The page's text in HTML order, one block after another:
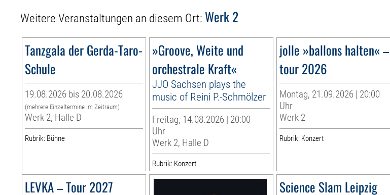
Weitere Veranstaltungen an diesem Ort: Werk 2
Tanzgala der Gerda-Taro-
Schule
19.08.2026 bis 20.08.2026
(mehrere Einzeltermine im Zeitraum)
Werk 2, Halle D
Rubrik: Bühne
»Groove, Weite und
orchestrale Kraft«
JJO Sachsen plays the
music of Reini P.-Schmölzer
Freitag, 14.08.2026 | 20:00
Uhr
Werk 2, Halle D
Rubrik: Konzert
jolle »ballons halten« –
tour 2026
Montag, 21.09.2026 | 20:00
Uhr
Werk 2
Rubrik: Konzert
LEVKA – Tour 2027 Science Slam Leipzig